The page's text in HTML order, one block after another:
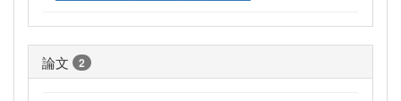
論文 2